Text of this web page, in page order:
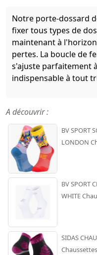
Notre porte-dossard
fixer tous types de
maintenant à
pertes. La boucle de
s'ajuste parfaitement
indispensable à tout
A découvrir :
BV SPORT
LONDON
BV SPORT
WHITE
SIDAS